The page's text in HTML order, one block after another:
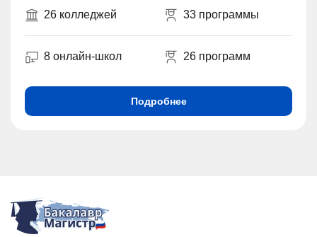
26 колледжей 33 программы
8 онлайн-школ 26 программ
Подробнее